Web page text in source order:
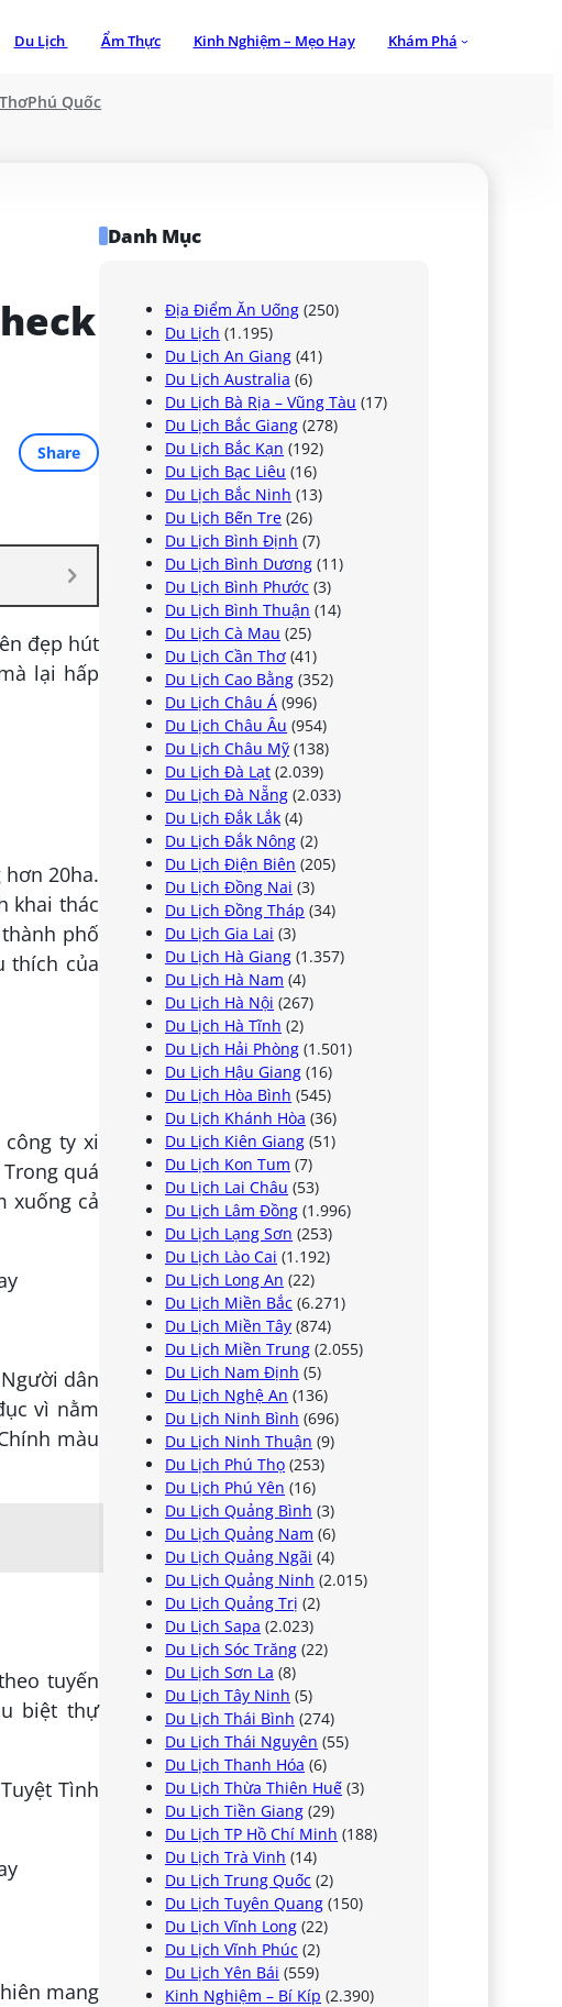
Du Lịch Ẩm Thực Kinh Nghiệm – Mẹo Hay Khám Phá
Phú Quốc
Share
đẹp hút
lại hấp
20ha.
khai thác
phố
thích của
ty xi
quá
xuống cả
dân
vì nằm
màu
tuyến
biệt thự
Tình
mang
Danh Mục
Địa Điểm Ăn Uống (250)
Du Lịch (1.195)
Du Lịch An Giang (41)
Du Lịch Australia (6)
Du Lịch Bà Rịa – Vũng Tàu (17)
Du Lịch Bắc Giang (278)
Du Lịch Bắc Kạn (192)
Du Lịch Bạc Liêu (16)
Du Lịch Bắc Ninh (13)
Du Lịch Bến Tre (26)
Du Lịch Bình Định (7)
Du Lịch Bình Dương (11)
Du Lịch Bình Phước (3)
Du Lịch Bình Thuận (14)
Du Lịch Cà Mau (25)
Du Lịch Cần Thơ (41)
Du Lịch Cao Bằng (352)
Du Lịch Châu Á (996)
Du Lịch Châu Âu (954)
Du Lịch Châu Mỹ (138)
Du Lịch Đà Lạt (2.039)
Du Lịch Đà Nẵng (2.033)
Du Lịch Đắk Lắk (4)
Du Lịch Đắk Nông (2)
Du Lịch Điện Biên (205)
Du Lịch Đồng Nai (3)
Du Lịch Đồng Tháp (34)
Du Lịch Gia Lai (3)
Du Lịch Hà Giang (1.357)
Du Lịch Hà Nam (4)
Du Lịch Hà Nội (267)
Du Lịch Hà Tĩnh (2)
Du Lịch Hải Phòng (1.501)
Du Lịch Hậu Giang (16)
Du Lịch Hòa Bình (545)
Du Lịch Khánh Hòa (36)
Du Lịch Kiên Giang (51)
Du Lịch Kon Tum (7)
Du Lịch Lai Châu (53)
Du Lịch Lâm Đồng (1.996)
Du Lịch Lạng Sơn (253)
Du Lịch Lào Cai (1.192)
Du Lịch Long An (22)
Du Lịch Miền Bắc (6.271)
Du Lịch Miền Tây (874)
Du Lịch Miền Trung (2.055)
Du Lịch Nam Định (5)
Du Lịch Nghệ An (136)
Du Lịch Ninh Bình (696)
Du Lịch Ninh Thuận (9)
Du Lịch Phú Thọ (253)
Du Lịch Phú Yên (16)
Du Lịch Quảng Bình (3)
Du Lịch Quảng Nam (6)
Du Lịch Quảng Ngãi (4)
Du Lịch Quảng Ninh (2.015)
Du Lịch Quảng Trị (2)
Du Lịch Sapa (2.023)
Du Lịch Sóc Trăng (22)
Du Lịch Sơn La (8)
Du Lịch Tây Ninh (5)
Du Lịch Thái Bình (274)
Du Lịch Thái Nguyên (55)
Du Lịch Thanh Hóa (6)
Du Lịch Thừa Thiên Huế (3)
Du Lịch Tiền Giang (29)
Du Lịch TP Hồ Chí Minh (188)
Du Lịch Trà Vinh (14)
Du Lịch Trung Quốc (2)
Du Lịch Tuyên Quang (150)
Du Lịch Vĩnh Long (22)
Du Lịch Vĩnh Phúc (2)
Du Lịch Yên Bái (559)
Kinh Nghiệm – Bí Kíp (2.390)